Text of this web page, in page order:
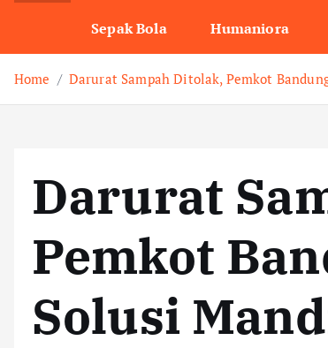
Sepak Bola Humaniora
Home Darurat Sampah Ditolak, Pemkot
Darurat
Pemkot
Solusi